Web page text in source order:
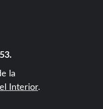
la
Interior.